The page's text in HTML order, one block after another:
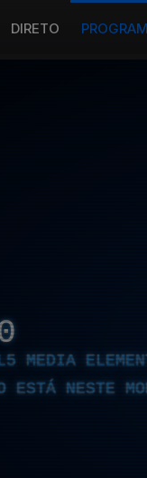
DIRETO
MEDIA
ESTÁ NESTE